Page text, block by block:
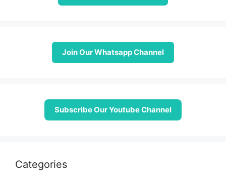
Join Our Whatsapp Channel
Subscribe Our Youtube Channel
Categories